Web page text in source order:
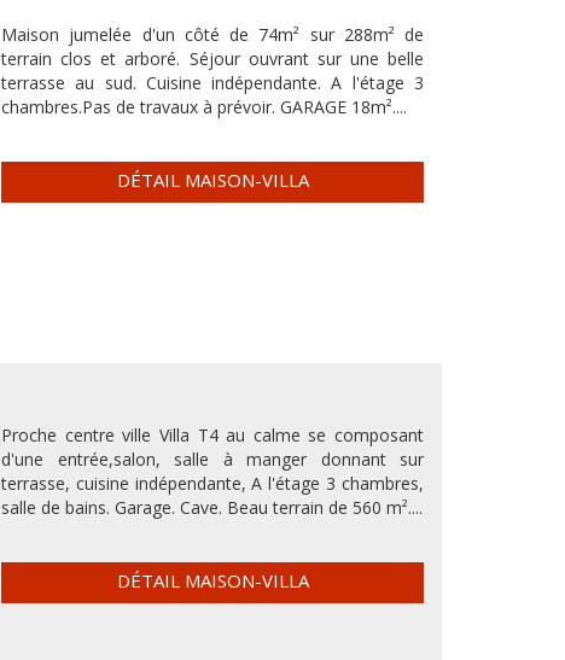
Maison jumelée d'un côté de 74m² sur 288m² de
terrain clos et arboré. Séjour ouvrant sur une belle
terrasse au sud. Cuisine indépendante. A l'étage 3
chambres.Pas de travaux à prévoir. GARAGE 18m²....
DÉTAIL MAISON-VILLA
Proche centre ville Villa T4 au calme se composant
d'une entrée,salon, salle à manger donnant sur
terrasse, cuisine indépendante, A l'étage 3 chambres,
salle de bains. Garage. Cave. Beau terrain de 560 m²....
DÉTAIL MAISON-VILLA